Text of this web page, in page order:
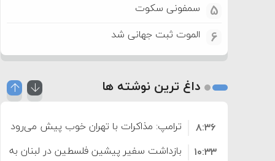
5 سمفونی سکوت
6 الموت ثبت جهانی شد
داغ ترین نوشته ها
ترامپ: مذاکرات با تهران خوب پیش می‌رود
۸:۳۶
بازداشت سفیر پیشین فلسطین در لبنان به
۱۰:۳۳